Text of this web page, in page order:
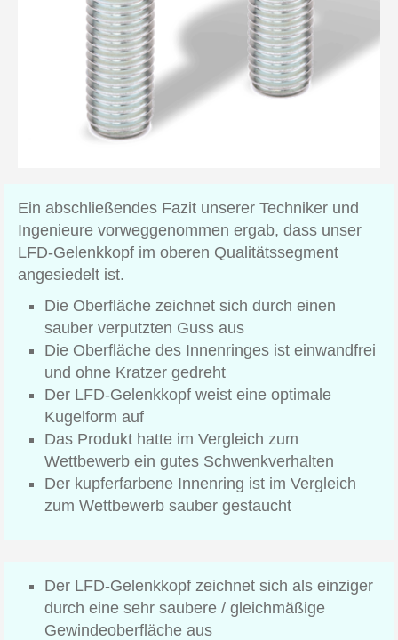
Ein abschließendes Fazit unserer Techniker und
Ingenieure vorweggenommen ergab, dass unser
LFD-Gelenkkopf im oberen Qualitätssegment
angesiedelt ist.
Die Oberfläche zeichnet sich durch einen
sauber verputzten Guss aus
Die Oberfläche des Innenringes ist einwandfrei
und ohne Kratzer gedreht
Der LFD-Gelenkkopf weist eine optimale
Kugelform auf
Das Produkt hatte im Vergleich zum
Wettbewerb ein gutes Schwenkverhalten
Der kupferfarbene Innenring ist im Vergleich
zum Wettbewerb sauber gestaucht
Der LFD-Gelenkkopf zeichnet sich als einziger
durch eine sehr saubere / gleichmäßige
Gewindeoberfläche aus